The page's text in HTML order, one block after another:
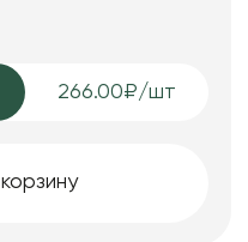
266.00₽/шт